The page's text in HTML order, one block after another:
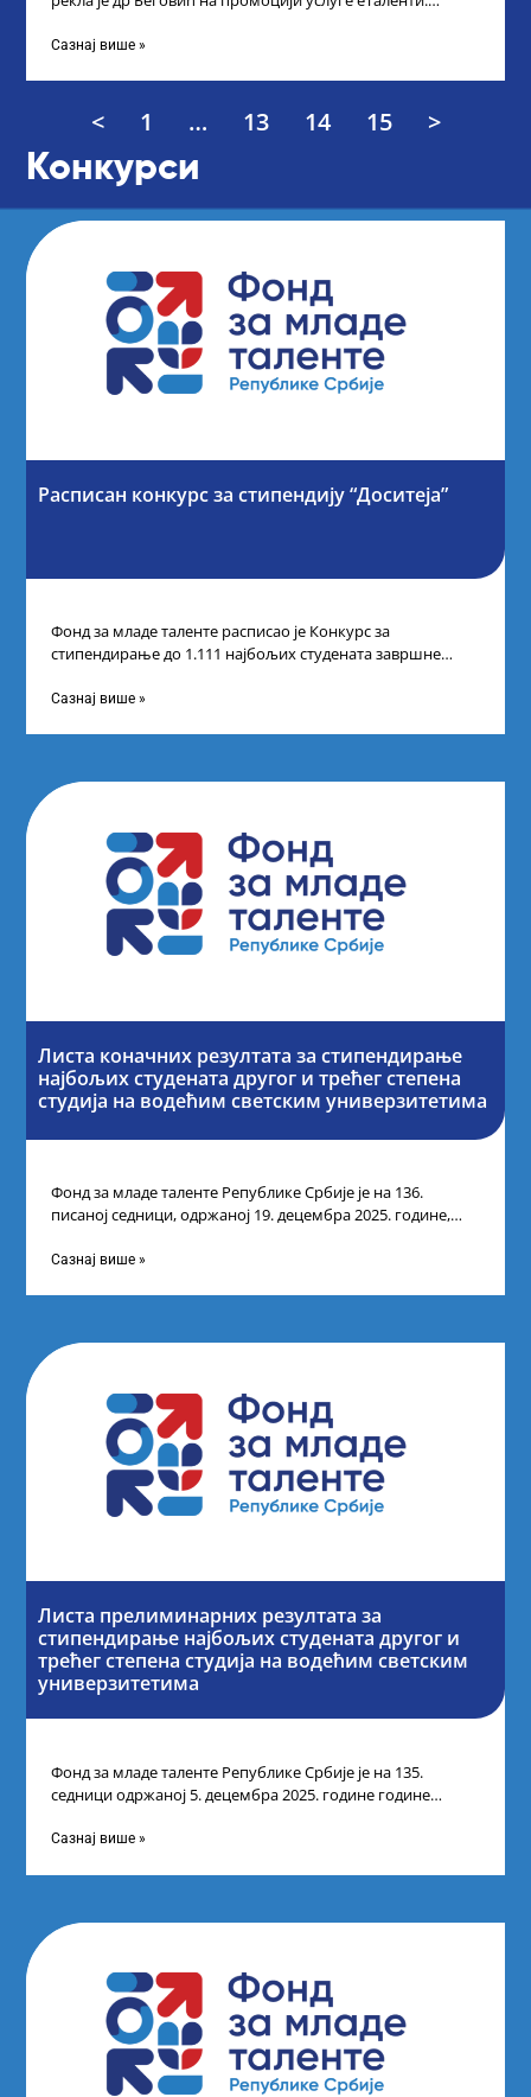
Сазнај више »
< 1 … 13 14 15 >
Конкурси
Расписан конкурс за стипендију “Доситеја”
Фонд за младе таленте расписао је Конкурс за
стипендирање до 1.111 најбољих студената завршне
Сазнај више »
Листа коначних резултата за стипендирање
најбољих студената другог и трећег степена
студија на водећим светским универзитетима
Фонд за младе таленте Републике Србије је на 136.
писаној седници, одржаној 19. децембра 2025. године,
Сазнај више »
Листа прелиминарних резултата за
стипендирање најбољих студената другог и
трећег степена студија на водећим светским
универзитетима
Фонд за младе таленте Републике Србије је на 135.
седници одржаној 5. децембра 2025. године године
Сазнај више »